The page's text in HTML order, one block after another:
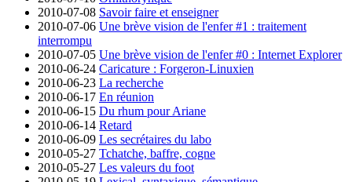
2010-07-08 Savoir faire et enseigner
2010-07-06 Une brève vision de l'enfer #1 : traitement
interrompu
2010-07-05 Une brève vision de l'enfer #0 : Internet Explorer
2010-06-24 Caricature : Forgeron-Linuxien
2010-06-23 La recherche
2010-06-17 En réunion
2010-06-15 Du rhum pour Ariane
2010-06-14 Retard
2010-06-09 Les secrétaires du labo
2010-05-27 Tchatche, baffre, cogne
2010-05-27 Les valeurs du foot